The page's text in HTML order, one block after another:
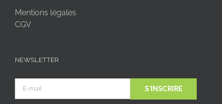
Mentions légales
CGV
NEWSLETTER